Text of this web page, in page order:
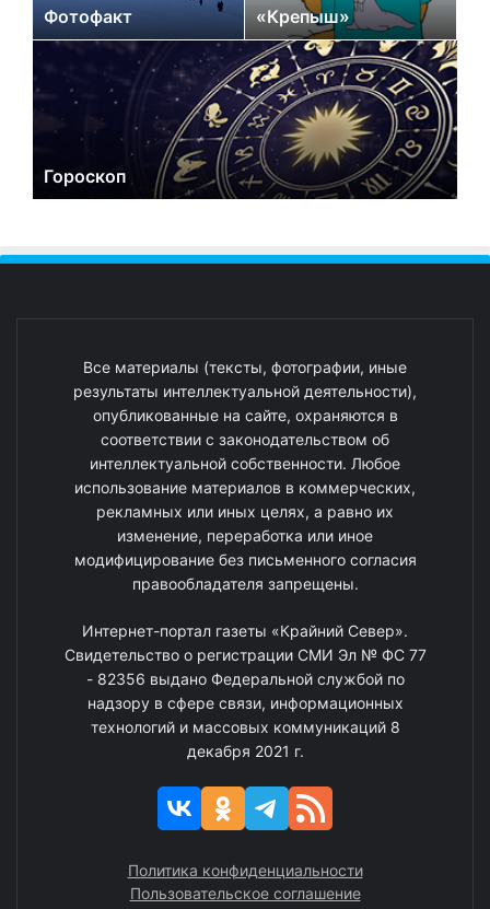
Фотофакт «Крепыш»
Гороскоп
Все материалы (тексты, фотографии, иные
результаты интеллектуальной деятельности),
опубликованные на сайте, охраняются в
соответствии с законодательством об
интеллектуальной собственности. Любое
использование материалов в коммерческих,
рекламных или иных целях, а равно их
изменение, переработка или иное
модифицирование без письменного согласия
правообладателя запрещены.
Интернет-портал газеты «Крайний Север».
Свидетельство о регистрации СМИ Эл № ФС 77
- 82356 выдано Федеральной службой по
надзору в сфере связи, информационных
технологий и массовых коммуникаций 8
декабря 2021 г.
Политика конфиденциальности
Пользовательское соглашение